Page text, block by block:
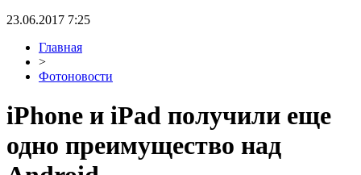
23.06.2017 7:25
Главная
>
Фотоновости
iPhone и iPad получили еще
одно преимущество над